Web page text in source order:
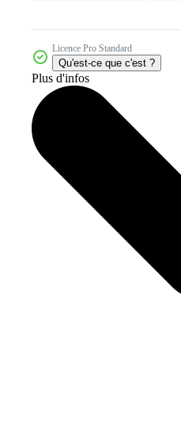
Licence Pro Standard
Qu'est-ce que c'est ?
Plus d'infos